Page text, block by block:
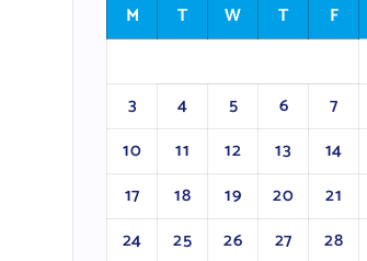
M
T W T F
3
4 5 6 7
10
11 12 13 14
17
18 19 20 21
24
25 26 27 28